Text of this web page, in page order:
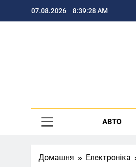
07.08.2026 8:39:29 AM
АВТО
Домашня Електроніка